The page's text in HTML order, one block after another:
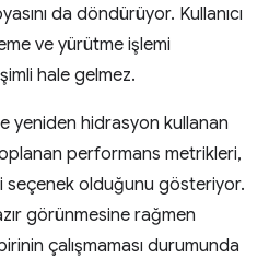
da döndürüyor. Kullanıcı
ve yürütme işlemi
hale gelmez.
yeniden hidrasyon kullanan
performans metrikleri,
seçenek olduğunu gösteriyor.
görünmesine rağmen
çalışmaması durumunda